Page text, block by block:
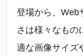
登場から、Web
さは様々なもの
適な画像サイズ